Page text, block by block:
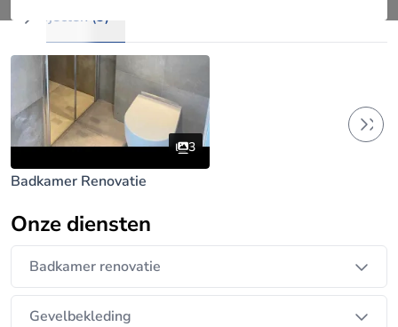
Projecten (3)
3
Badkamer Renovatie
Onze diensten
Badkamer renovatie
Gevelbekleding